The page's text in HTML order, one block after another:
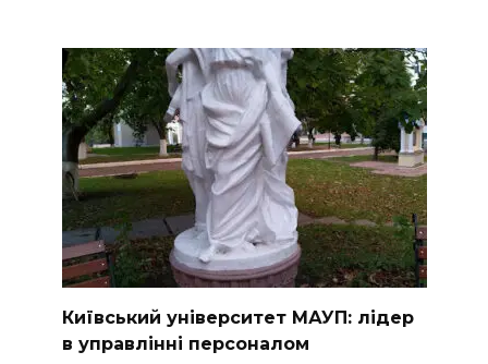
Київський університет МАУП: лідер
в управлінні персоналом